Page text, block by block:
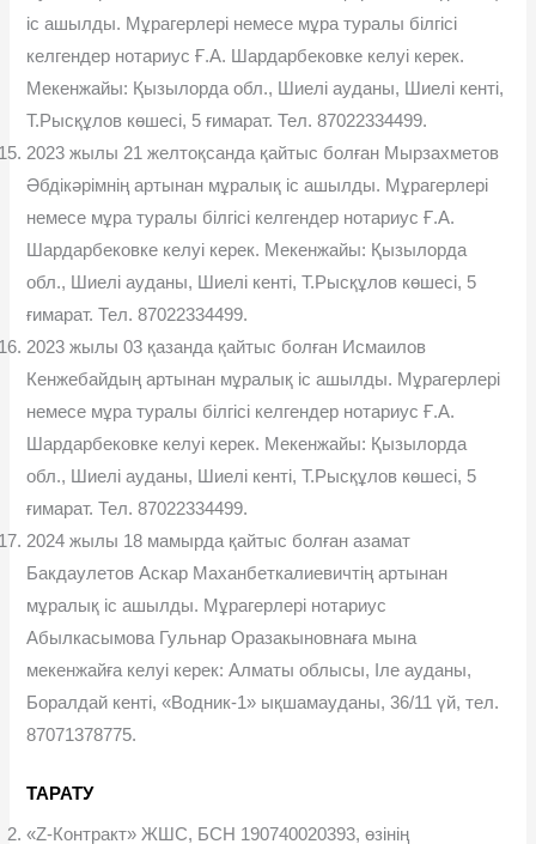
іс ашылды. Мұрагерлері немесе мұра туралы білгісі
келгендер нотариус Ғ.А. Шардарбековке келуі керек.
Мекенжайы: Қызылорда обл., Шиелі ауданы, Шиелі кенті,
Т.Рысқұлов көшесі, 5 ғимарат. Тел. 87022334499.
2023 жылы 21 желтоқсанда қайтыс болған Мырзахметов
Әбдікәрімнің артынан мұралық іс ашылды. Мұрагерлері
немесе мұра туралы білгісі келгендер нотариус Ғ.А.
Шардарбековке келуі керек. Мекенжайы: Қызылорда
обл., Шиелі ауданы, Шиелі кенті, Т.Рысқұлов көшесі, 5
ғимарат. Тел. 87022334499.
2023 жылы 03 қазанда қайтыс болған Исмаилов
Кенжебайдың артынан мұралық іс ашылды. Мұрагерлері
немесе мұра туралы білгісі келгендер нотариус Ғ.А.
Шардарбековке келуі керек. Мекенжайы: Қызылорда
обл., Шиелі ауданы, Шиелі кенті, Т.Рысқұлов көшесі, 5
ғимарат. Тел. 87022334499.
2024 жылы 18 мамырда қайтыс болған азамат
Бакдаулетов Аскар Маханбеткалиевичтің артынан
мұралық іс ашылды. Мұрагерлері нотариус
Абылкасымова Гульнар Оразакыновнаға мына
мекенжайға келуі керек: Алматы облысы, Іле ауданы,
Боралдай кенті, «Водник-1» ықшамауданы, 36/11 үй, тел.
87071378775.
ТАРАТУ
«Z-Контракт» ЖШС, БСН 190740020393, өзінің